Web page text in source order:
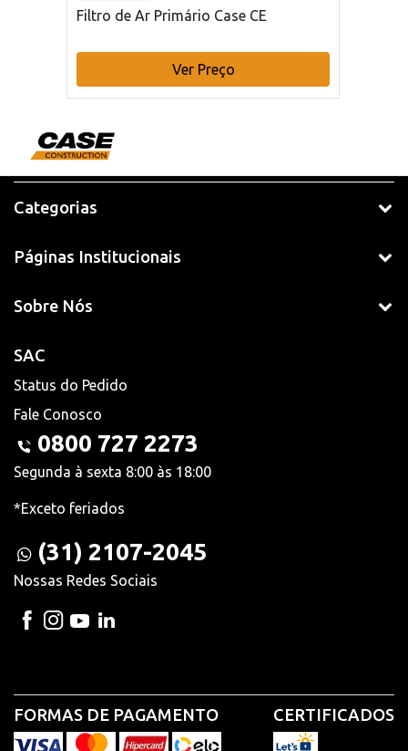
Filtro de Ar Primário Case CE
Ver Preço
Categorias
Páginas Institucionais
Sobre Nós
SAC
Status do Pedido
Fale Conosco
0800 727 2273
Segunda à sexta 8:00 às 18:00
*Exceto feriados
(31) 2107-2045
Nossas Redes Sociais
FORMAS DE PAGAMENTO CERTIFICADOS